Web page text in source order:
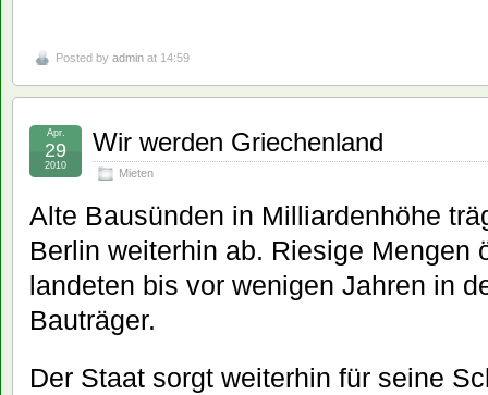
Posted by admin at 14:59
Wir werden Griechenland
Mieten
Apr.
29
2010
Alte Bausünden in Milliardenhöhe
Berlin weiterhin ab. Riesige Mengen
landeten bis vor wenigen Jahren in
Bauträger.
Der Staat sorgt weiterhin für seine